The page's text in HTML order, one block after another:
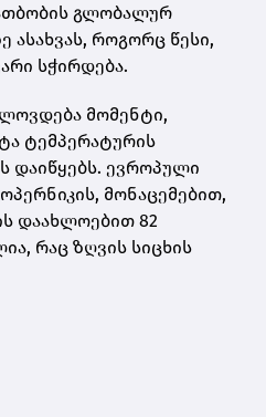
გლობალურ
ასახვას, როგორც წესი,
სჭირდება.
მომენტი,
ტემპერატურის
დაიწყებს. ევროპული
მონაცემებით,
დაახლოებით 82
რაც ზღვის სიცხის